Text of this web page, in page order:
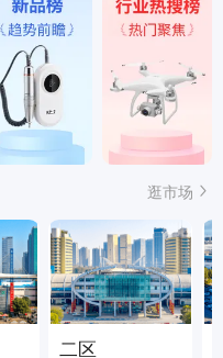
逛市场
二区